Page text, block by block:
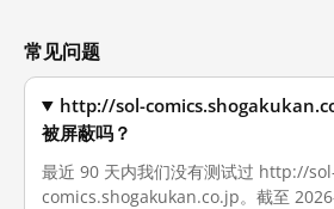
常见问题
http://sol-
被屏蔽吗？
最近 90 天内我们没有测试过 http://
comics.shogakukan.co.jp。截至